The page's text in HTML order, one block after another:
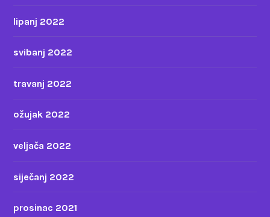
lipanj 2022
svibanj 2022
travanj 2022
ožujak 2022
veljača 2022
siječanj 2022
prosinac 2021